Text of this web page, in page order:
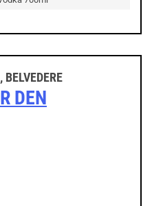
BELVEDERE
DEN